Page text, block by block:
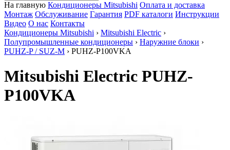
На главную Кондиционеры Mitsubishi Оплата и доставка
Монтаж Обслуживание Гарантия PDF каталоги Инструкции
Видео О нас Контакты
Кондиционеры Mitsubishi › Mitsubishi Electric ›
Полупромышленные кондиционеры › Наружние блоки ›
PUHZ-P / SUZ-M › PUHZ-P100VKA
Mitsubishi Electric PUHZ-
P100VKA